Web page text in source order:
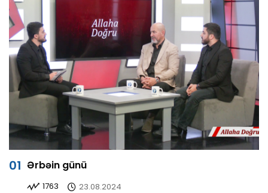
Ərbəin günü
1763 23.08.2024